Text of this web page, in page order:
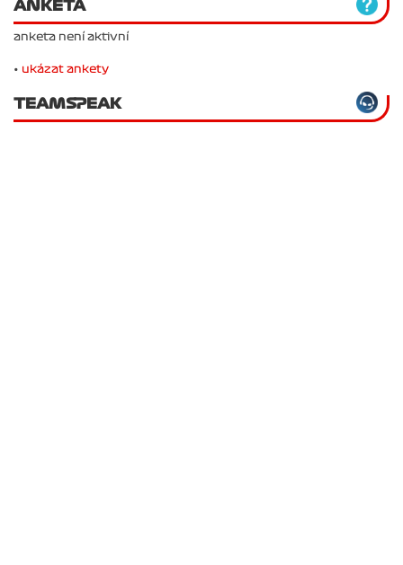
ANKETA
anketa není aktivní
• ukázat ankety
TEAMSPEAK